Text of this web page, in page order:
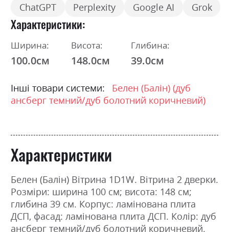
ChatGPT Perplexity Google AI Grok
Характеристики
Ширина:
100.0см
Висота:
148.0см
Глибина:
39.0см
Інші товари системи:
Белен (Балін) (дуб
ансберг темний/дуб болотний коричневий)
Характеристики
Белен (Балін) Вітрина 1D1W. Вітрина 2 дверки.
Розміри: ширина 100 см; висота: 148 см;
глибина 39 см. Корпус: ламінована плита
ДСП, фасад: ламінована плита ДСП. Колір: дуб
ансберг темний/дуб болотний коричневий.